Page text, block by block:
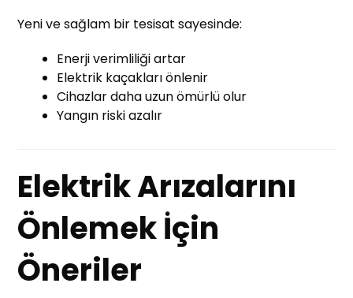
Yeni ve sağlam bir tesisat sayesinde:
Enerji verimliliği artar
Elektrik kaçakları önlenir
Cihazlar daha uzun ömürlü olur
Yangın riski azalır
Elektrik Arızalarını
Önlemek İçin
Öneriler